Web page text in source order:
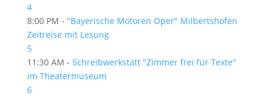
4
8:00 PM - "Bayerische Motoren Oper" Milbertshofen
Zeitreise mit Lesung
5
11:30 AM - Schreibwerkstatt "Zimmer frei für Texte"
im Theatermuseum
6